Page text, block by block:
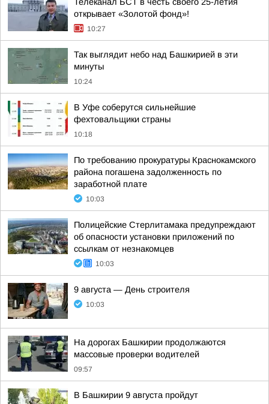
открывает «Золотой фонд»!
10:27
Так выглядит небо над Башкирией в эти
минуты
10:24
В Уфе соберутся сильнейшие
фехтовальщики страны
10:18
По требованию прокуратуры Краснокамского
района погашена задолженность по
заработной плате
10:03
Полицейские Стерлитамака предупреждают
об опасности установки приложений по
ссылкам от незнакомцев
10:03
9 августа — День строителя
10:03
На дорогах Башкирии продолжаются
массовые проверки водителей
09:57
В Башкирии 9 августа пройдут